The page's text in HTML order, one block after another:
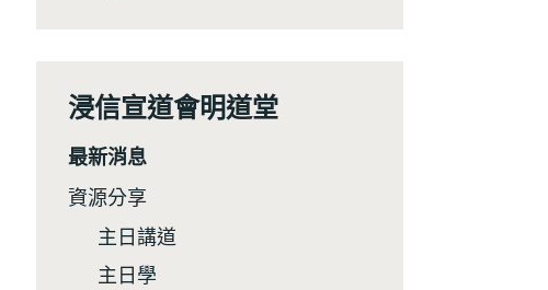
浸信宣道會明道堂
最新消息
資源分享
主日講道
主日學